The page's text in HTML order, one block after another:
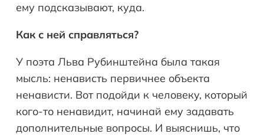
ему подсказывают, куда.
Как с ней справляться?
У поэта Льва Рубинштейна была такая
мысль: ненависть первичнее объекта
ненависти. Вот подойди к человеку, который
кого-то ненавидит, начинай ему задавать
дополнительные вопросы. И выяснишь, что